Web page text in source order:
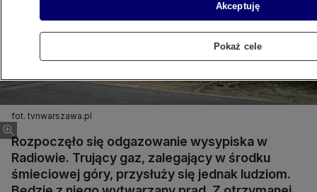
fot. tvnwarszawa.pl
Rozpoczęło się odgazowanie wysypiska w
Radiowie. Trujący gaz, zalegający w środku
śmieciowej góry, przysłuży się jednak ludziom.
Akceptuję
Pokaż cele